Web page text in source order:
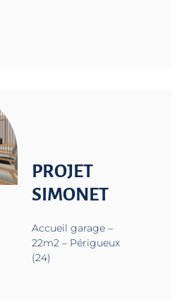
PROJET
SIMONET
Accueil garage –
22m2 – Périgueux
(24)